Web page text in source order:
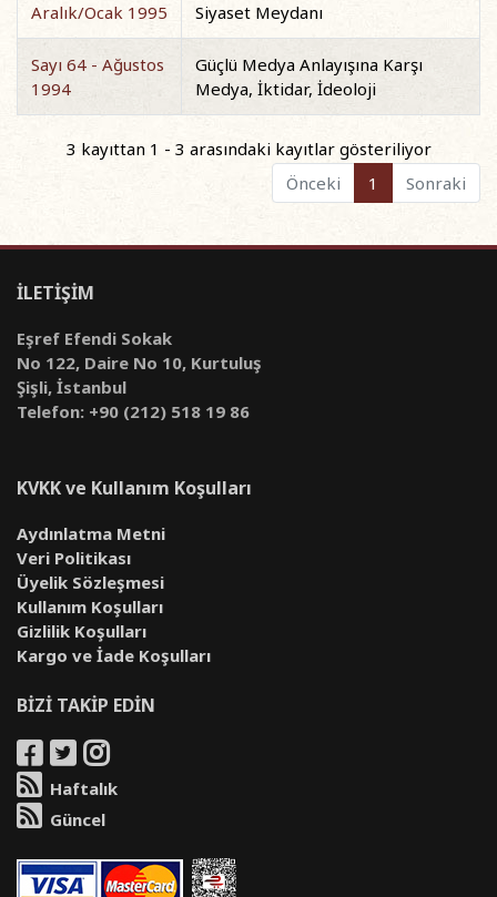
Aralık/Ocak 1995
Siyaset Meydanı
Sayı 64 - Ağustos
1994
Güçlü Medya Anlayışına Karşı
Medya, İktidar, İdeoloji
3 kayıttan 1 - 3 arasındaki kayıtlar gösteriliyor
Önceki
1 Sonraki
İLETİŞİM
Eşref Efendi Sokak
No 122, Daire No 10, Kurtuluş
Şişli, İstanbul
Telefon: +90 (212) 518 19 86
KVKK ve Kullanım Koşulları
Aydınlatma Metni
Veri Politikası
Üyelik Sözleşmesi
Kullanım Koşulları
Gizlilik Koşulları
Kargo ve İade Koşulları
BİZİ TAKİP EDİN
Haftalık
Güncel